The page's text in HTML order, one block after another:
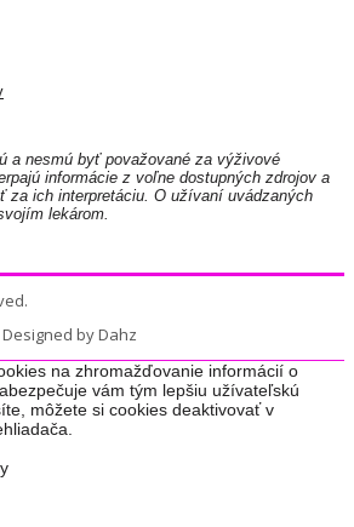
a nesmú byť považované za výživové
informácie z voľne dostupných zdrojov a
za ich interpretáciu. O užívaní uvádzaných
lekárom.
by Dahz
na zhromažďovanie informácií o
vám tým lepšiu užívateľskú
môžete si cookies deaktivovať v